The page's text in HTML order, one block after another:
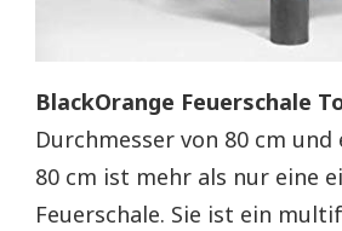
BlackOrange Feuerschale
Durchmesser von 80 cm und
80 cm ist mehr als nur eine
Feuerschale. Sie ist ein